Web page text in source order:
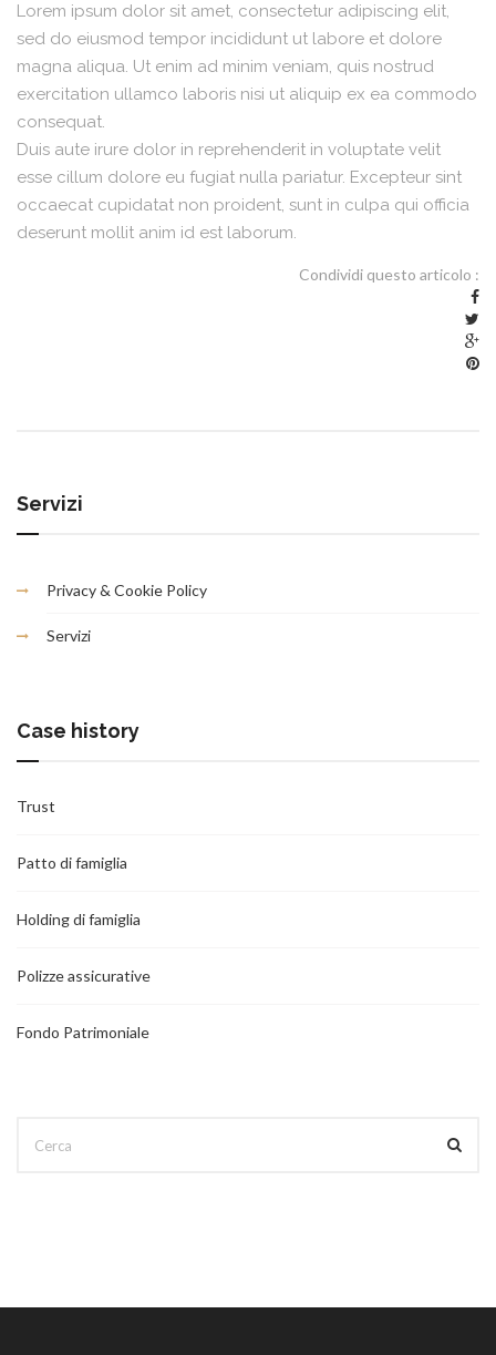
Lorem ipsum dolor sit amet, consectetur adipiscing elit,
sed do eiusmod tempor incididunt ut labore et dolore
magna aliqua. Ut enim ad minim veniam, quis nostrud
exercitation ullamco laboris nisi ut aliquip ex ea commodo
consequat.
Duis aute irure dolor in reprehenderit in voluptate velit
esse cillum dolore eu fugiat nulla pariatur. Excepteur sint
occaecat cupidatat non proident, sunt in culpa qui officia
deserunt mollit anim id est laborum.
Condividi questo articolo :
Servizi
Privacy & Cookie Policy
Servizi
Case history
Trust
Patto di famiglia
Holding di famiglia
Polizze assicurative
Fondo Patrimoniale